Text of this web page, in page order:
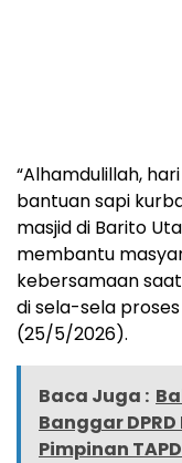
“Alhamdulillah,
bantuan sapi
masjid di Barito
membantu
kebersamaan
di sela-sela
(25/5/2026).
Baca Juga :
Banggar
Pimpinan